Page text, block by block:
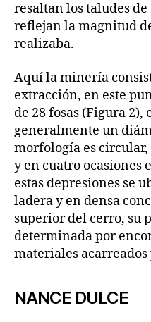
resaltan los taludes de
reflejan la magnitud
realizaba.
Aquí la minería
extracción, en este
de 28 fosas (Figura
generalmente un
morfología es
y en cuatro ocasiones
estas depresiones se
ladera y en densa
superior del cerro, su
determinada por
materiales
NANCE DULCE